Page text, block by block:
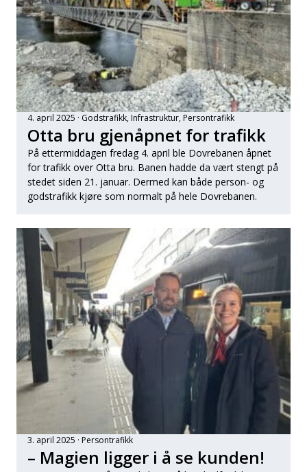
4. april 2025 Godstrafikk, Infrastruktur, Persontrafikk
Otta bru gjenåpnet for trafikk
På ettermiddagen fredag 4. april ble Dovrebanen åpnet
for trafikk over Otta bru. Banen hadde da vært stengt på
stedet siden 21. januar. Dermed kan både person- og
godstrafikk kjøre som normalt på hele Dovrebanen.
3. april 2025 Persontrafikk
– Magien ligger i å se kunden!